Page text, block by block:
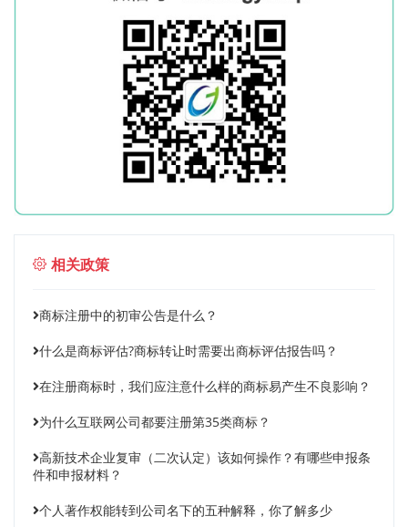
相关政策
商标注册中的初审公告是什么？
什么是商标评估?商标转让时需要出商标评估报告吗？
在注册商标时，我们应注意什么样的商标易产生不良影响？
为什么互联网公司都要注册第35类商标？
高新技术企业复审（二次认定）该如何操作？有哪些申报条
件和申报材料？
个人著作权能转到公司名下的五种解释，你了解多少